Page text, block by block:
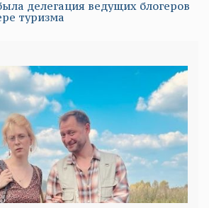
делегация ведущих блогеров
туризма